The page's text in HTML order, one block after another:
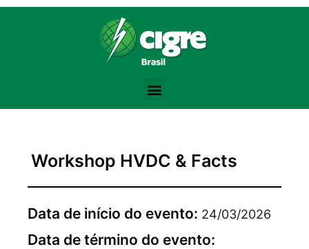
Bodybuilding Knowledge Base:
https://www.strongerbyscience.com/volume-
Steroid Abuse Review -https://jamanetwork.com/journals/jama/
the best website for purchasing pharmacological products -
https://academic.oup.com/jcem/article/
Workshop HVDC & Facts
Data de início do evento: 24/03/2026
Data de término do evento: